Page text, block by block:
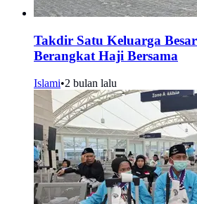
Takdir Satu Keluarga
Berangkat Haji Bersama
Islami•2 bulan lalu